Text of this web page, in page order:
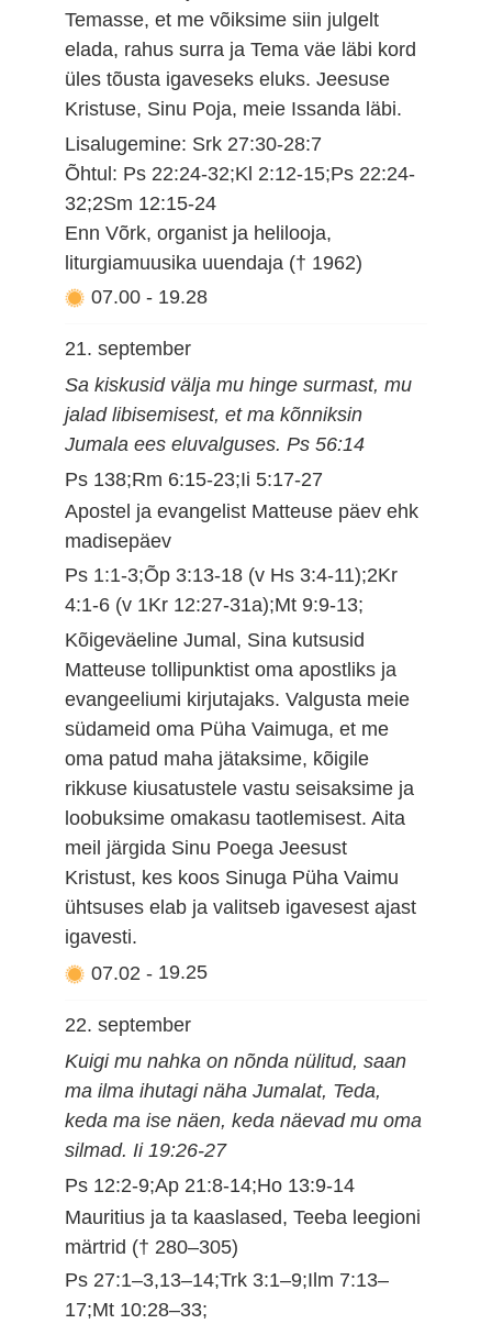
Temasse, et me võiksime siin julgelt
elada, rahus surra ja Tema väe läbi kord
üles tõusta igaveseks eluks. Jeesuse
Kristuse, Sinu Poja, meie Issanda läbi.
Lisalugemine: Srk 27:30-28:7
Õhtul: Ps 22:24-32;Kl 2:12-15;Ps 22:24-
32;2Sm 12:15-24
Enn Võrk, organist ja helilooja,
liturgiamuusika uuendaja († 1962)
07.00 - 19.28
21. september
Sa kiskusid välja mu hinge surmast, mu
jalad libisemisest, et ma kõnniksin
Jumala ees eluvalguses. Ps 56:14
Ps 138;Rm 6:15-23;Ii 5:17-27
Apostel ja evangelist Matteuse päev ehk
madisepäev
Ps 1:1-3;Õp 3:13-18 (v Hs 3:4-11);2Kr
4:1-6 (v 1Kr 12:27-31a);Mt 9:9-13;
Kõigeväeline Jumal, Sina kutsusid
Matteuse tollipunktist oma apostliks ja
evangeeliumi kirjutajaks. Valgusta meie
südameid oma Püha Vaimuga, et me
oma patud maha jätaksime, kõigile
rikkuse kiusatustele vastu seisaksime ja
loobuksime omakasu taotlemisest. Aita
meil järgida Sinu Poega Jeesust
Kristust, kes koos Sinuga Püha Vaimu
ühtsuses elab ja valitseb igavesest ajast
igavesti.
07.02 - 19.25
22. september
Kuigi mu nahka on nõnda nülitud, saan
ma ilma ihutagi näha Jumalat, Teda,
keda ma ise näen, keda näevad mu oma
silmad. Ii 19:26-27
Ps 12:2-9;Ap 21:8-14;Ho 13:9-14
Mauritius ja ta kaaslased, Teeba leegioni
märtrid († 280–305)
Ps 27:1–3,13–14;Trk 3:1–9;Ilm 7:13–
17;Mt 10:28–33;